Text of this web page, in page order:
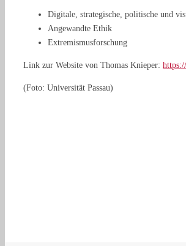
Digitale, strategische, politische und
Angewandte Ethik
Extremismusforschung
Link zur Website von Thomas Knieper:
(Foto: Universität Passau)